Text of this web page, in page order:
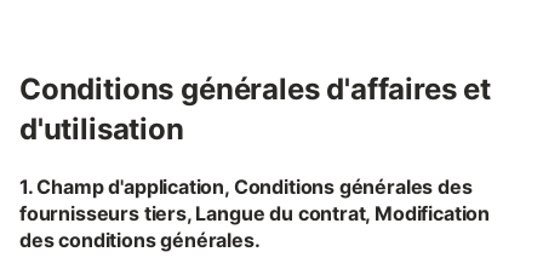
Conditions générales d'affaires et
d'utilisation
1. Champ d'application, Conditions générales des
fournisseurs tiers, Langue du contrat, Modification
des conditions générales.